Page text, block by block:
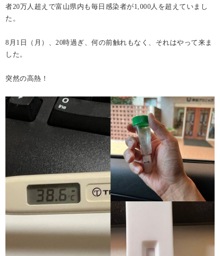
者20万人超えで富山県内も毎日感染者が1,000人を超えていまし
た。
8月1日（月）、20時過ぎ、何の前触れもなく、それはやって来ま
した。
突然の高熱！